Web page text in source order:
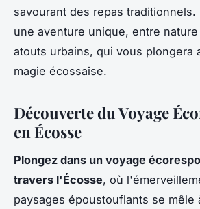
savourant des repas
une aventure unique, entre
atouts urbains, qui vous plongera
magie écossaise.
Découverte du Voyage
en Écosse
Plongez dans un voyage
travers l'Écosse, où
paysages époustouflants se mêle